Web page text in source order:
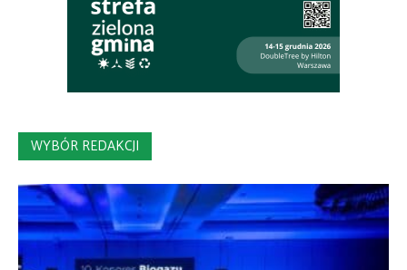
WYBÓR REDAKCJI